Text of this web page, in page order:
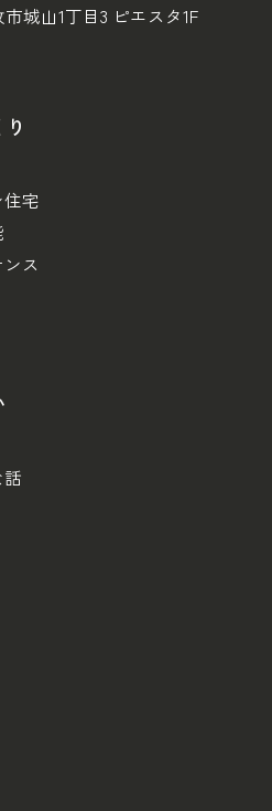
城山1丁目3 ピエスタ1F
宅
ス